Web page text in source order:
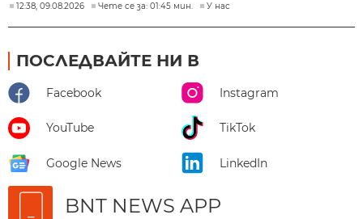
12:38, 09.08.2026 Чете се за: 01:45 мин. У нас
ПОСЛЕДВАЙТЕ НИ В
Facebook Instagram
YouTube TikTok
Google News LinkedIn
BNT NEWS APP